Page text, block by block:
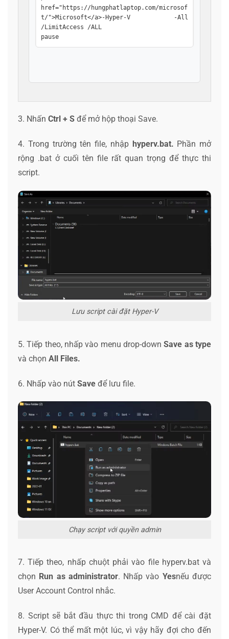
href="https://hungphatlaptop.com/microsof
t/">Microsoft</a>-Hyper-V -All
/LimitAccess /ALL
pause
3. Nhấn Ctrl + S để mở hộp thoại Save.
4. Trong trường tên file, nhập hyperv.bat. Phần mở
rộng .bat ở cuối tên file rất quan trọng để thực thi
script.
Lưu script cài đặt Hyper-V
5. Tiếp theo, nhấp vào menu drop-downSave as type
và chọn All Files.
6. Nhấp vào nút Save để lưu file.
Chạy script với quyền admin
7. Tiếp theo, nhấp chuột phải vào file hyperv.bat và
chọn Run as administrator. Nhấp vào Yesnếu được
User Account Control nhắc.
8. Script sẽ bắt đầu thực thi trong CMD để cài đặt
Hyper-V. Có thể mất một lúc, vì vậy hãy đợi cho đến